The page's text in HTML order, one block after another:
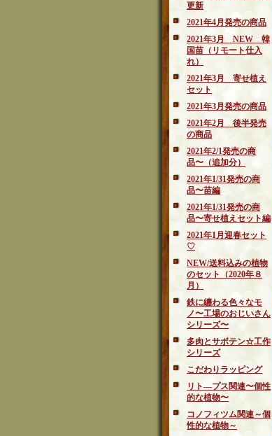
更新
2021年4月発売の商品
2021年3月 NEW 韓
国苗（リモート仕入
れ）
2021年3月 寄せ植え
セット
2021年3月発売の商品
2021年2月 後半発売
の商品
2021年2/1発売の商
品〜（追加分）
2021年1/31発売の商
品〜苗編
2021年1/31発売の商
品〜寄せ植えセット編
2021年1月迎春セット
♡
NEW/送料込みの植物
のセット（2020年８
月）
鉄に纏わる色々なモ
ノ〜工場のおじいさん
シリーズ〜
多肉とサボテン☆工作
シリーズ
こだわりラッピング
リト―プス関連〜個性
的な植物〜
コノフィツム関連～個
性的な植物～